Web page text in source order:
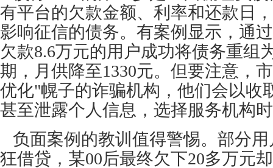
有平台的欠款金额、利率和还款日
影响征信的债务。有案例显示，通
欠款8.6万元的用户成功将债务重组
期，月供降至1330元。但要注意，
优化"幌子的诈骗机构，他们会以收
甚至泄露个人信息，选择服务机构
负面案例的教训值得警惕。部分
狂借贷，某00后最终欠下20多万元